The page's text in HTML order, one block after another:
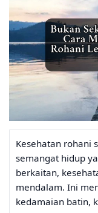
Kesehatan rohani
semangat hidup
berkaitan,
mendalam. Ini
kedamaian batin,